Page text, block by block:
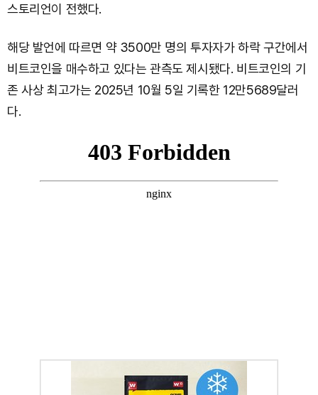
스토리언이 전했다.
해당 발언에 따르면 약 3500만 명의 투자자가 하락 구간에서
비트코인을 매수하고 있다는 관측도 제시됐다. 비트코인의 기
존 사상 최고가는 2025년 10월 5일 기록한 12만5689달러
다.